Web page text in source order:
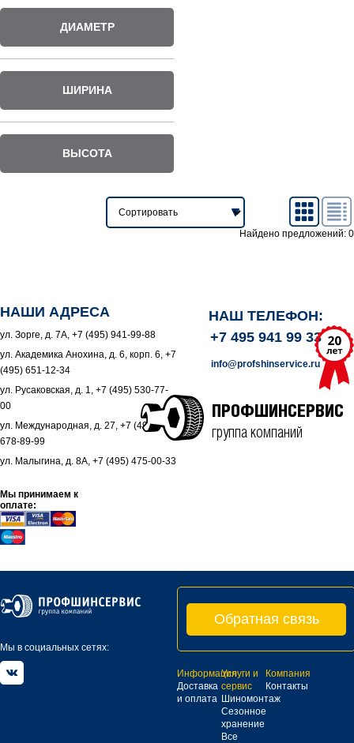
ДИАМЕТР
ШИРИНА
ВЫСОТА
Найдено предложений: 0
НАШИ АДРЕСА
ул. Зорге, д. 7А, +7 (495) 941-99-88
ул. Академика Анохина, д. 6, корп. 6, +7
(495) 651-12-34
ул. Русаковская, д. 1, +7 (495) 530-77-
00
ул. Международная, д. 27, +7 (495)
678-89-99
ул. Малыгина, д. 8А, +7 (495) 475-00-33
Мы принимаем к
оплате:
НАШ ТЕЛЕФОН:
+7 495 941 99 33
info@profshinservice.ru
ПРОФШИНСЕРВИС
группа компаний
Мы в социальных сетях:
Обратная связь
Информация
Доставка
и оплата
Услуги и
сервис
Шиномонтаж
Сезонное
хранение
Все
Компания
Контакты